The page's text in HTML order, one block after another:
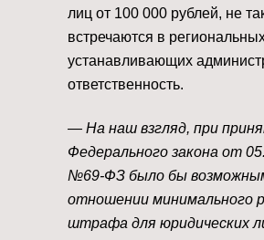
лиц от 100 000 рублей, не
встречаются в
устанавливающих
ответственность.
— На наш взгляд, при
Федерального закона от
№69-ФЗ было бы
отношении минимального
штрафа для юридических